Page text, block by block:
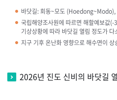
바닷길: 회동~모도 (Hoedong~Modo),
국립해양조사원에 따르면 해할예보값
기상상황에 따라 바닷길 열림 정도가
지구 기후 온난화 영향으로 해수면이
2026년 진도 신비의 바닷길